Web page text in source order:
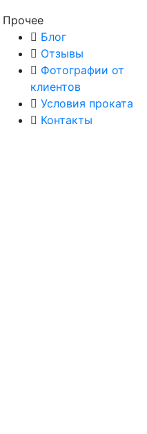
Прочее
Блог
Отзывы
Фотографии от
клиентов
Условия проката
Контакты